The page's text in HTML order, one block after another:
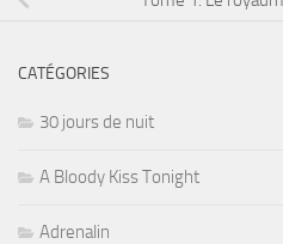
CATÉGORIES
30 jours de nuit
A Bloody Kiss Tonight
Adrenalin